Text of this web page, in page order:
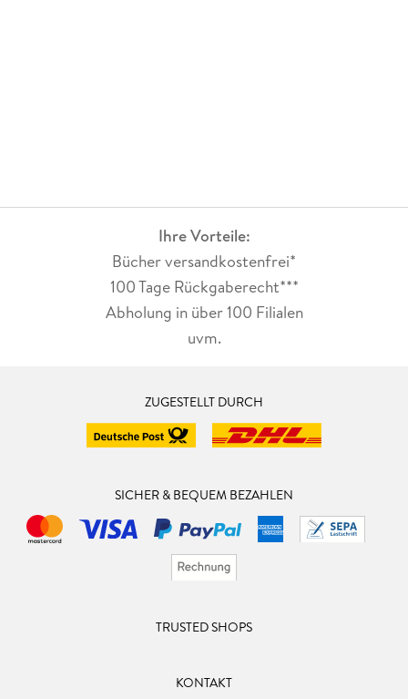
Ihre Vorteile:
Bücher versandkostenfrei*
100 Tage Rückgaberecht***
Abholung in über 100 Filialen
uvm.
ZUGESTELLT DURCH
SICHER & BEQUEM BEZAHLEN
TRUSTED SHOPS
KONTAKT